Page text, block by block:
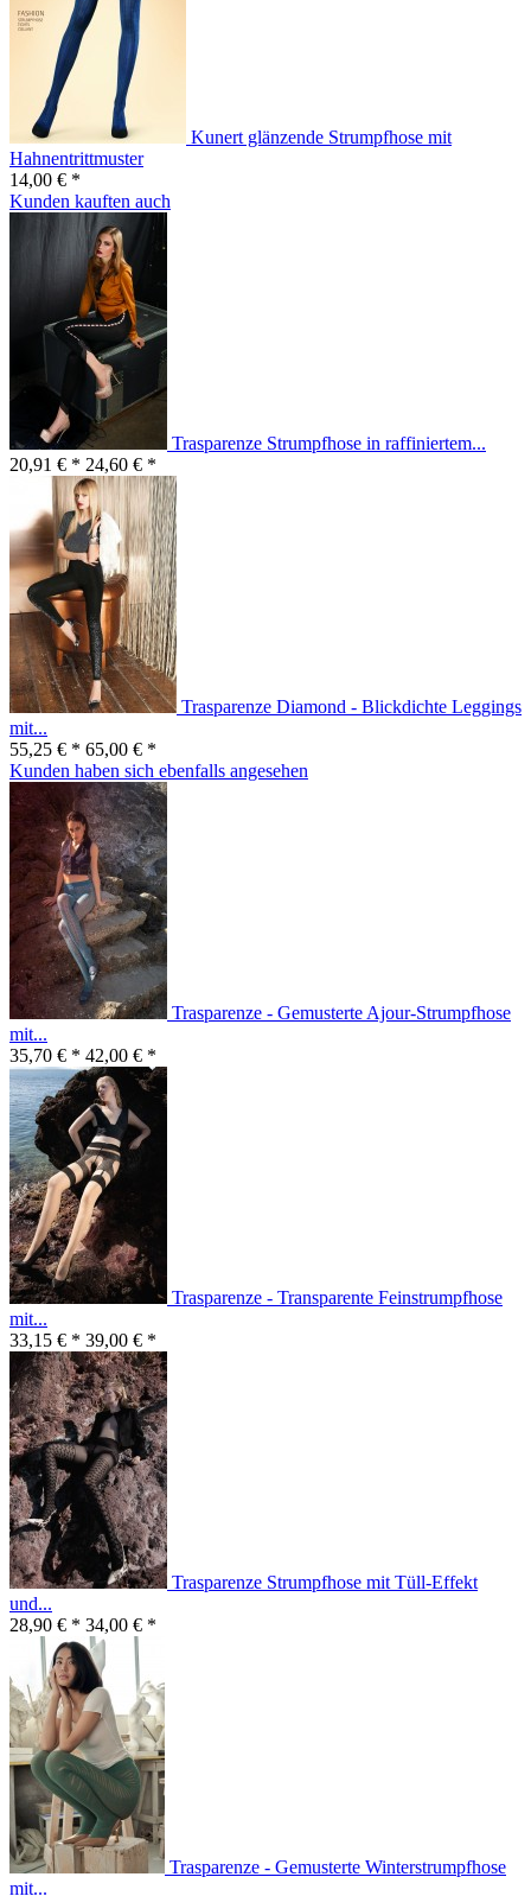
Kunert glänzende Strumpfhose mit
Hahnentrittmuster
14,00 € *
Kunden kauften auch
Trasparenze Strumpfhose in raffiniertem...
20,91 € * 24,60 € *
Trasparenze Diamond - Blickdichte Leggings
mit...
55,25 € * 65,00 € *
Kunden haben sich ebenfalls angesehen
Trasparenze - Gemusterte Ajour-Strumpfhose
mit...
35,70 € * 42,00 € *
Trasparenze - Transparente Feinstrumpfhose
mit...
33,15 € * 39,00 € *
Trasparenze Strumpfhose mit Tüll-Effekt
und...
28,90 € * 34,00 € *
Trasparenze - Gemusterte Winterstrumpfhose
mit...